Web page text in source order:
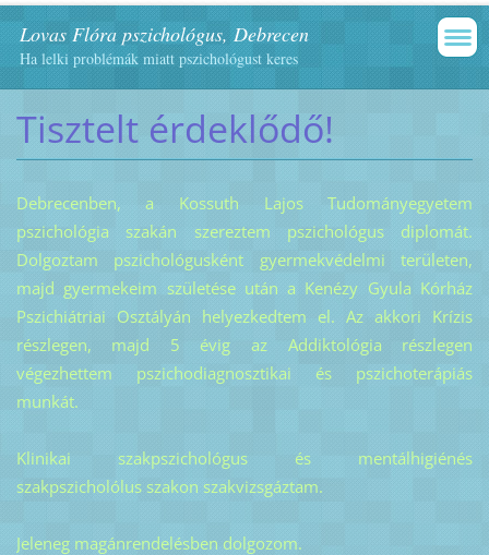
Lovas Flóra pszichológus, Debrecen
Ha lelki problémák miatt pszichológust keres
Tisztelt érdeklődő!
Debrecenben, a Kossuth Lajos Tudományegyetem
pszichológia szakán szereztem pszichológus diplomát.
Dolgoztam pszichológusként gyermekvédelmi területen,
majd gyermekeim születése után a Kenézy Gyula Kórház
Pszichiátriai Osztályán helyezkedtem el. Az akkori Krízis
részlegen, majd 5 évig az Addiktológia részlegen
végezhettem pszichodiagnosztikai és pszichoterápiás
munkát.
Klinikai szakpszichológus és mentálhigiénés
szakpszicholólus szakon szakvizsgáztam.
Jeleneg magánrendelésben dolgozom.